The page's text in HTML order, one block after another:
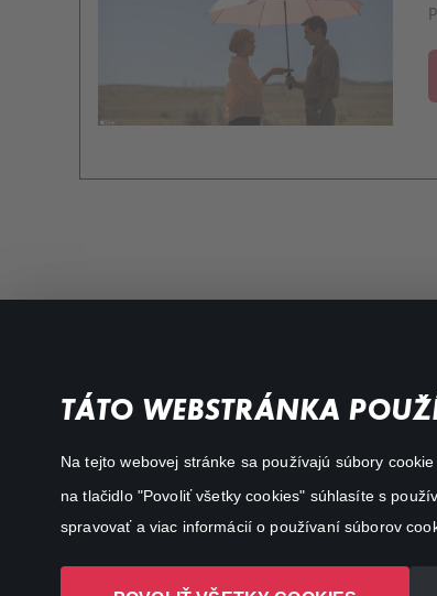
TÁTO WEBSTRÁNKA
Na tejto webovej stránke sa používajú súbory
na tlačidlo "Povoliť všetky cookies" súhlasíte s
spravovať a viac informácií o používaní súborov
Dráma
Dokumentárne
Osobné údaje